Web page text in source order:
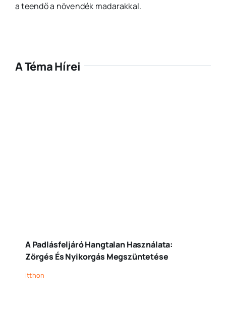
a teendő a növendék madarakkal.
A Téma Hírei
A Padlásfeljáró Hangtalan Használata:
Zörgés És Nyikorgás Megszüntetése
Itthon